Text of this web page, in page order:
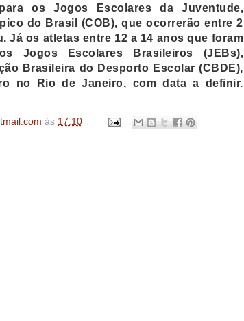
os Jogos Escolares da Juventude,
do Brasil (COB), que ocorrerão entre 2
Já os atletas entre 12 a 14 anos que foram
Jogos Escolares Brasileiros (JEBs),
Brasileira do Desporto Escolar (CBDE),
no Rio de Janeiro, com data a definir.
às 17:10